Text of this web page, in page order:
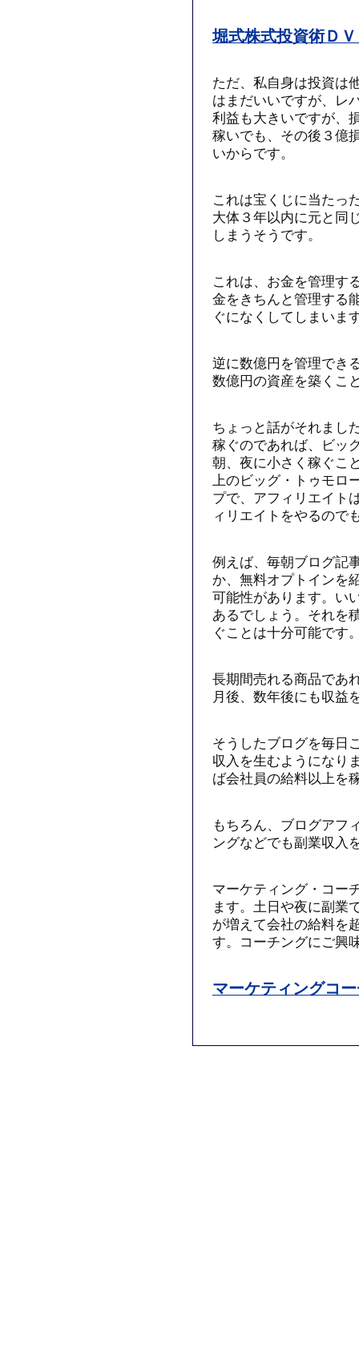
堀式株式投資術Ｄ
ただ、私自身は投資は
はまだいいですが、レ
利益も大きいですが、
稼いでも、その後３億
いからです。
これは宝くじに当たっ
大体３年以内に元と同
しまうそうです。
これは、お金を管理す
金をきちんと管理する
ぐになくしてしまいま
逆に数億円を管理でき
数億円の資産を築くこ
ちょっと話がそれまし
稼ぐのであれば、ビッ
朝、夜に小さく稼ぐこ
上のビッグ・トゥモロ
プで、アフィリエイト
ィリエイトをやるので
例えば、毎朝ブログ記
か、無料オプトインを
可能性があります。い
あるでしょう。それを
ぐことは十分可能です
長期間売れる商品であ
月後、数年後にも収益
そうしたブログを毎日
収入を生むようになり
ば会社員の給料以上を
もちろん、ブログアフ
ングなどでも副業収入
マーケティング・コー
ます。土日や夜に副業
が増えて会社の給料を
す。コーチングにご興
マーケティングコ